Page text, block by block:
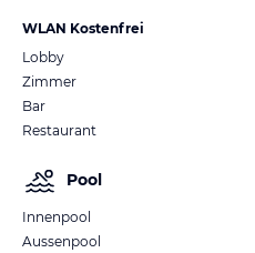
WLAN Kostenfrei
Lobby
Zimmer
Bar
Restaurant
Pool
Innenpool
Aussenpool